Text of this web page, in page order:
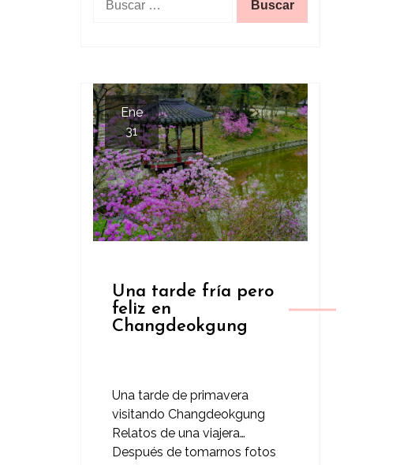
Ene
31
Una tarde fría pero
feliz en
Changdeokgung
Una tarde de primavera
visitando Changdeokgung
Relatos de una viajera…
Después de tomarnos fotos